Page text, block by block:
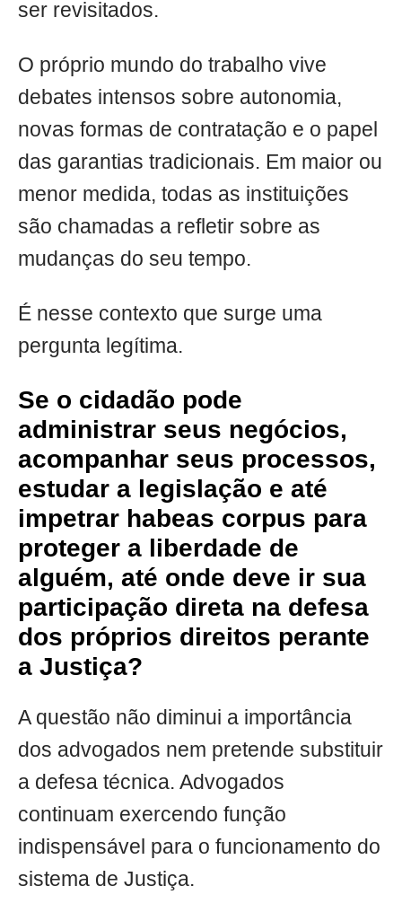
ser revisitados.
O próprio mundo do trabalho vive
debates intensos sobre autonomia,
novas formas de contratação e o papel
das garantias tradicionais. Em maior ou
menor medida, todas as instituições
são chamadas a refletir sobre as
mudanças do seu tempo.
É nesse contexto que surge uma
pergunta legítima.
Se o cidadão pode
administrar seus negócios,
acompanhar seus processos,
estudar a legislação e até
impetrar habeas corpus para
proteger a liberdade de
alguém, até onde deve ir sua
participação direta na defesa
dos próprios direitos perante
a Justiça?
A questão não diminui a importância
dos advogados nem pretende substituir
a defesa técnica. Advogados
continuam exercendo função
indispensável para o funcionamento do
sistema de Justiça.